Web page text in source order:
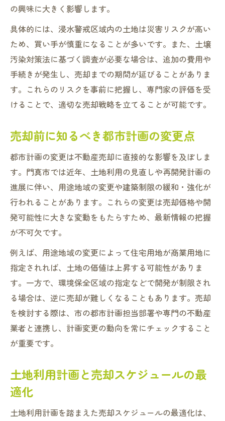
の興味に大きく影響します。
具体的には、浸水警戒区域内の土地は災害リスクが高い
ため、買い手が慎重になることが多いです。また、土壌
汚染対策法に基づく調査が必要な場合は、追加の費用や
手続きが発生し、売却までの期間が延びることがありま
す。これらのリスクを事前に把握し、専門家の評価を受
けることで、適切な売却戦略を立てることが可能です。
売却前に知るべき都市計画の変更点
都市計画の変更は不動産売却に直接的な影響を及ぼしま
す。門真市では近年、土地利用の見直しや再開発計画の
進展に伴い、用途地域の変更や建築制限の緩和・強化が
行われることがあります。これらの変更は売却価格や開
発可能性に大きな変動をもたらすため、最新情報の把握
が不可欠です。
例えば、用途地域の変更によって住宅用地が商業用地に
指定されれば、土地の価値は上昇する可能性がありま
す。一方で、環境保全区域の指定などで開発が制限され
る場合は、逆に売却が難しくなることもあります。売却
を検討する際は、市の都市計画担当部署や専門の不動産
業者と連携し、計画変更の動向を常にチェックすること
が重要です。
土地利用計画と売却スケジュールの最
適化
土地利用計画を踏まえた売却スケジュールの最適化は、